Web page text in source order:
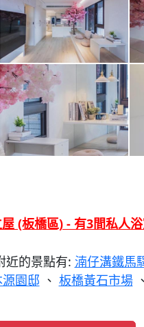
(板橋區) - 有3間私人
近的景點有: 湳仔溝鐵馬
園邸 、 板橋黃石市場、